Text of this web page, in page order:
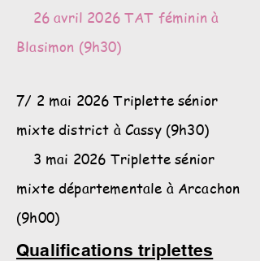
26 avril 2026 TAT féminin à
Blasimon (9h30)
7/ 2 mai 2026 Triplette sénior
mixte district à Cassy (9h30)
3 mai 2026 Triplette sénior
mixte départementale à Arcachon
(9h00)
Qualifications triplettes